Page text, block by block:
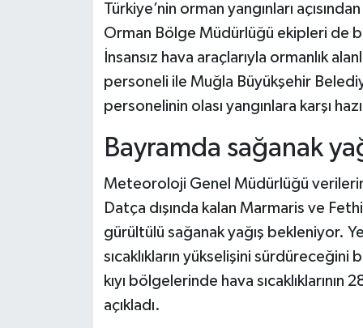
Türkiye’nin orman yangınları
Orman Bölge Müdürlüğü ekipleri de
İnsansız hava araçlarıyla ormanlık
personeli ile Muğla Büyükşehir
personelinin olası yangınlara karşı
Bayramda sağanak
Meteoroloji Genel Müdürlüğü
Datça dışında kalan Marmaris ve
gürültülü sağanak yağış bekleniyor.
sıcaklıkların yükselişini
kıyı bölgelerinde hava
açıkladı.